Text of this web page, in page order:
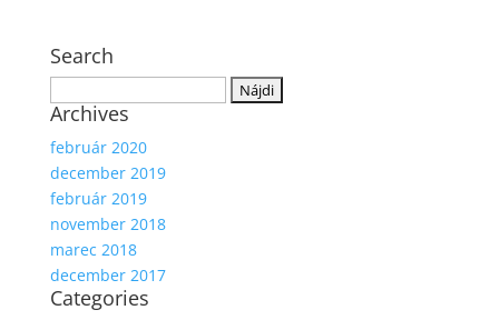
Search
Archives
február 2020
december 2019
február 2019
november 2018
marec 2018
december 2017
Categories